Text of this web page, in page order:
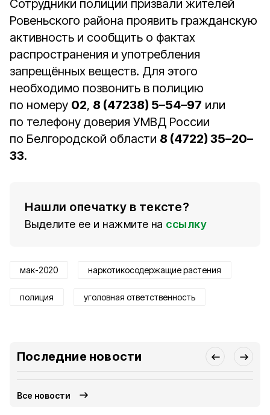
Сотрудники полиции призвали жителей
Ровеньского района проявить гражданскую
активность и сообщить о фактах
распространения и употребления
запрещённых веществ. Для этого
необходимо позвонить в полицию
по номеру 02, 8 (47238) 5–54–97 или
по телефону доверия УМВД России
по Белгородской области 8 (4722) 35–20–
33.
Нашли опечатку в тексте?
Выделите ее и нажмите на ссылку
мак-2020 наркотикосодержащие растения
полиция уголовная ответственность
Последние новости
Все новости